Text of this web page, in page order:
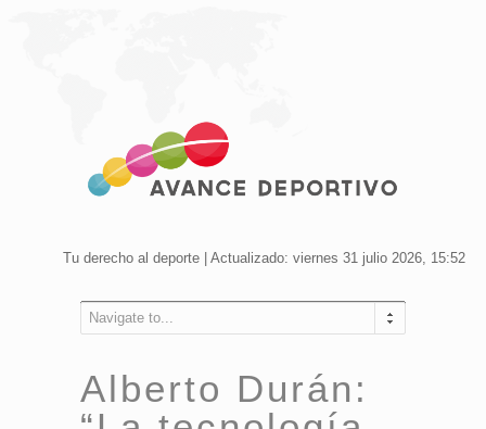
Tu derecho al deporte | Actualizado: viernes 31 julio 2026, 15:52
Navigate to...
Alberto Durán: